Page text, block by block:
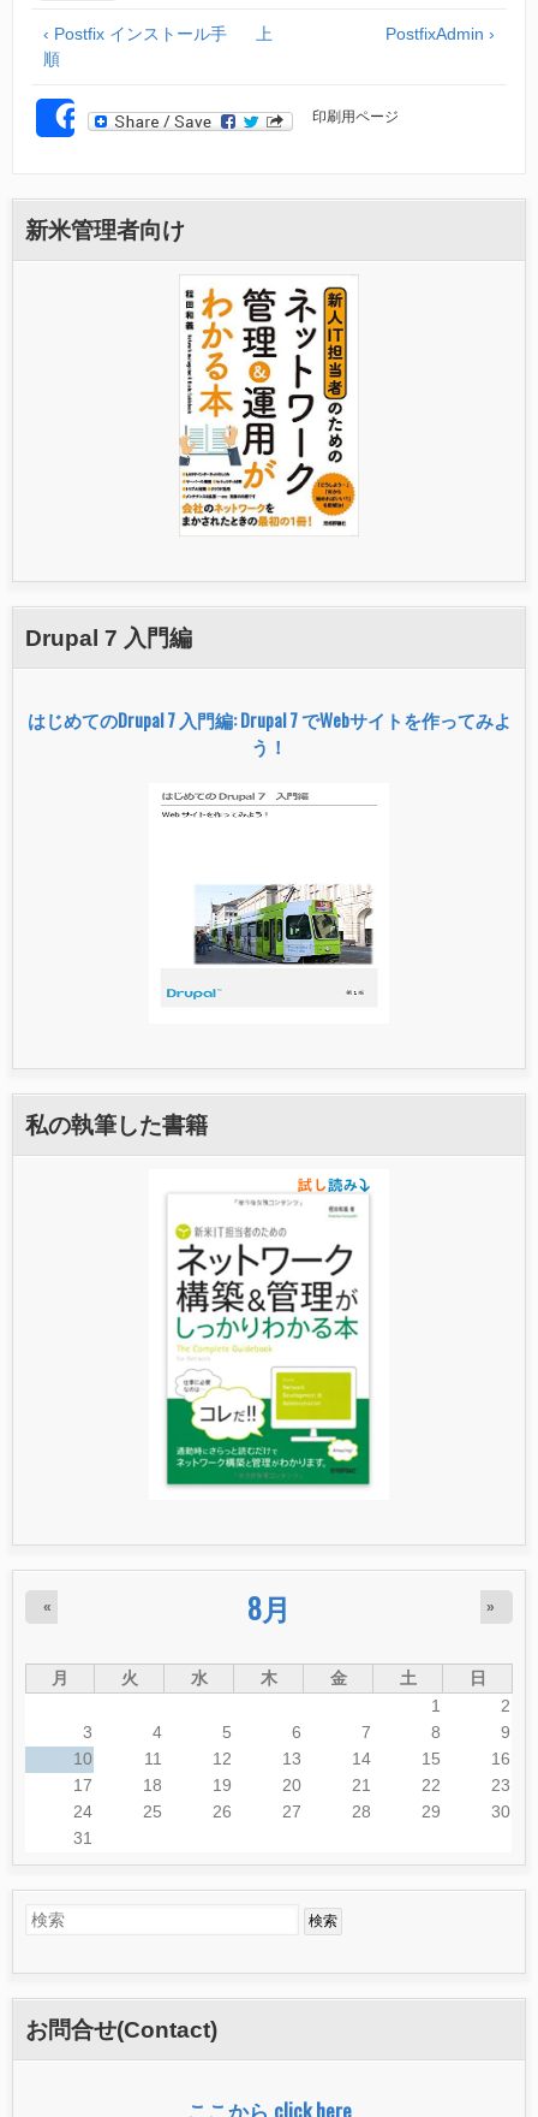
‹ Postfix インストール手
順
上 PostfixAdmin ›
SHARE 印刷用ページ
新米管理者向け
Drupal 7 入門編
はじめてのDrupal 7 入門編: Drupal 7 でWebサイトを作ってみよ
う！
私の執筆した書籍
8月
« »
月 火 水 木 金 土
日
1
2
3
4 5 6 7 8
9
10
11 12 13 14 15
16
17
18 19 20 21 22
23
24
25 26 27 28 29
30
31
索
フ
ォ
検
お問合せ(Contact)
ここから click here